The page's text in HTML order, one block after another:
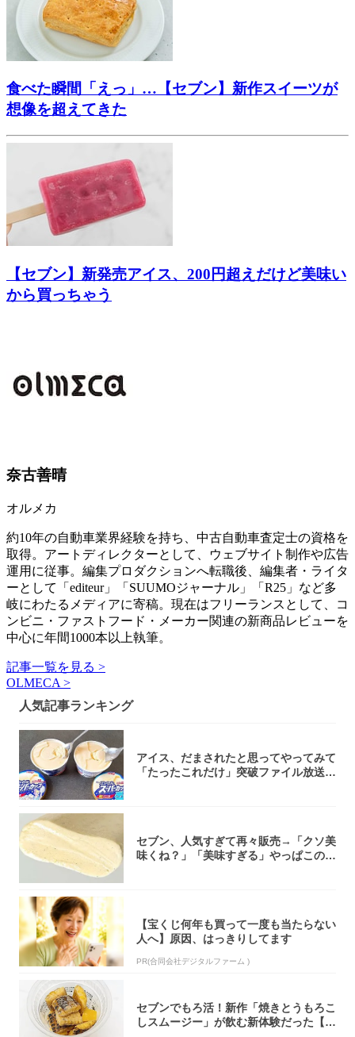
食べた瞬間「えっ」…【セブン】新作スイーツが
想像を超えてきた
【セブン】新発売アイス、200円超えだけど美味い
から買っちゃう
奈古善晴
オルメカ
約10年の自動車業界経験を持ち、中古自動車査定士の資格を
取得。アートディレクターとして、ウェブサイト制作や広告
運用に従事。編集プロダクションへ転職後、編集者・ライタ
ーとして「editeur」「SUUMOジャーナル」「R25」など多
岐にわたるメディアに寄稿。現在はフリーランスとして、コ
ンビニ・ファストフード・メーカー関連の新商品レビューを
中心に年間1000本以上執筆。
記事一覧を見る >
OLMECA >
人気記事ランキング
アイス、だまされたと思ってやってみて
「たったこれだけ」突破ファイル放送で
セブン、人気すぎて再々販売→「クソ美
味くね？」「美味すぎる」やっぱこのク
【宝くじ何年も買って一度も当たらない
人へ】原因、はっきりしてます
PR(合同会社デジタルファーム )
セブンでもろ活！新作「焼きとうもろこ
しスムージー」が飲む新体験だった【東